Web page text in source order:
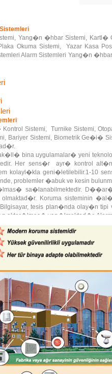
Sistemi, Turnike Sistemi,
Bariyer Sistemi, Biometrik Ge�i�
bina uygulamalar� yeni
Her sens�r ayr� kontrol
kolayl�kla geni�letilebilir.1-10
problemler �abuk ve kesin
sa�lanabilmektedir.
Koruma sisteminin
tesis plan�nda olay�n
aktar�lmas� yap�lmaktad�r.
Yang�n �hbar Sistemi,
Okuma Sistemi, Yazar Kasa
Alarm Sistemleri Yang�n